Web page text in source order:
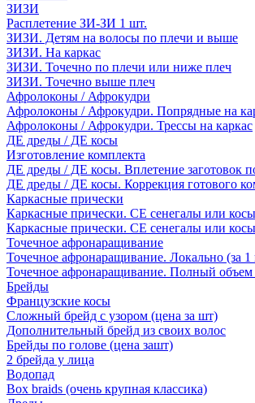
ЗИЗИ
Расплетение ЗИ-ЗИ 1 шт.
ЗИЗИ. Детям на волосы по плечи и выше
ЗИЗИ. На каркас
ЗИЗИ. Точечно по плечи или ниже плеч
ЗИЗИ. Точечно выше плеч
Афролоконы / Афрокудри
Афролоконы / Афрокудри. Попрядные на
Афролоконы / Афрокудри. Трессы на каркас
ДЕ дреды / ДЕ косы
Изготовление комплекта
ДЕ дреды / ДЕ косы. Вплетение заготовок
ДЕ дреды / ДЕ косы. Коррекция готового
Каркасные прически
Каркасные прически. СЕ сенегалы или
Каркасные прически. СЕ сенегалы или
Точечное афронаращивание
Точечное афронаращивание. Локально (за
Точечное афронаращивание. Полный объем
Брейды
Французские косы
Сложный брейд с узором (цена за шт)
Дополнительный брейд из своих волос
Брейды по голове (цена зашт)
2 брейда у лица
Водопад
Box braids (очень крупная классика)